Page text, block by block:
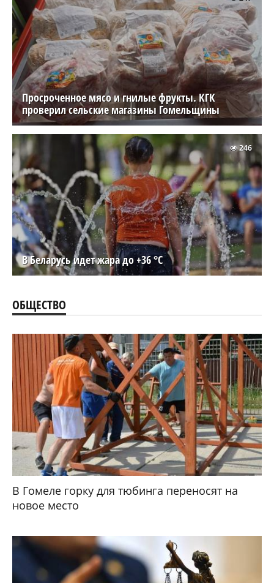
Просроченное мясо и гнилые фрукты. КГК
проверил сельские магазины Гомельщины
В Беларусь идет жара до +36 °C
246
ОБЩЕСТВО
В Гомеле горку для тюбинга переносят на
новое место